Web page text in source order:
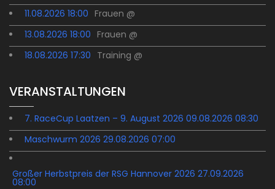
11.08.2026 18:00 Frauen @
13.08.2026 18:00 Frauen @
18.08.2026 17:30 Training @
VERANSTALTUNGEN
7. RaceCup Laatzen – 9. August 2026 09.08.2026 08:30
Maschwurm 2026 29.08.2026 07:00
Großer Herbstpreis der RSG Hannover 2026 27.09.2026
08:00